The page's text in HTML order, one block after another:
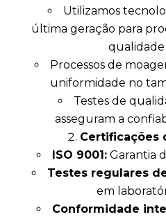
Utilizamos
última geração para
Processos de
uniformidade no
Testes de
asseguram a
Certificações
ISO 9001: Garantia
Testes regulares
em
Conformidade